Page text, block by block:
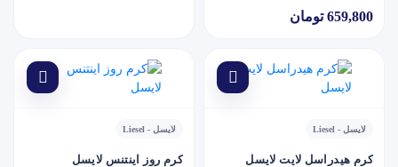
659,800 تومان
لایسل - Liesel
کرم هیدراسل لایت لایسل
لایسل - Liesel
کرم روز اینتنس لایسل